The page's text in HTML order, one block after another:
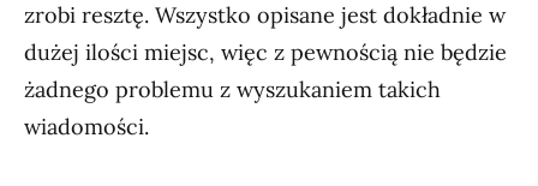
zrobi resztę. Wszystko opisane jest dokładnie w
dużej ilości miejsc, więc z pewnością nie będzie
żadnego problemu z wyszukaniem takich
wiadomości.